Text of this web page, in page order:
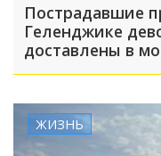
Пострадавшие
Геленджике
доставлены в
ЖИЗНЬ